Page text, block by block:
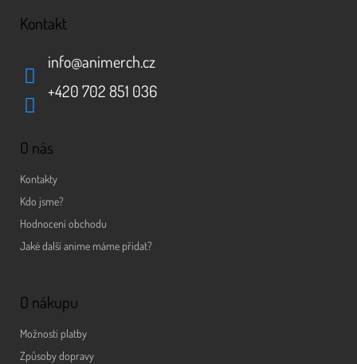
Kontakt
info@animerch.cz
+420 702 851 036
O nás
Kontakty
Kdo jsme?
Hodnocení obchodu
Jaké další anime máme přidat?
O nákupu
Možnosti platby
Způsoby dopravy